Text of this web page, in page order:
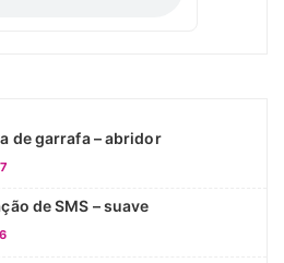
de garrafa – abridor
de SMS – suave